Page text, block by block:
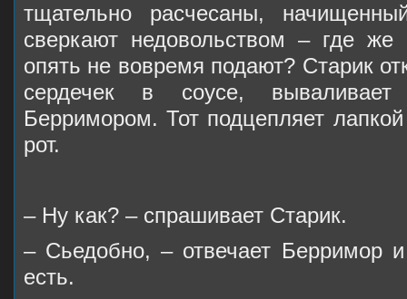
тщательно расчесаны,
сверкают недовольством – где же
опять не вовремя подают? Старик
сердечек в соусе,
Берримором. Тот подцепляет лапкой
рот.
– Ну как? – спрашивает Старик.
– Сьедобно, – отвечает Берримор
есть.